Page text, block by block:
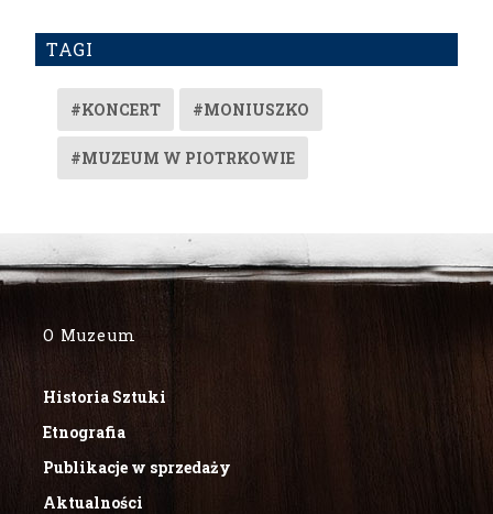
TAGI
#KONCERT #MONIUSZKO
#MUZEUM W PIOTRKOWIE
O Muzeum
Historia Sztuki
Etnografia
Publikacje w sprzedaży
Aktualności